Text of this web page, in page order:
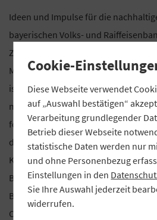
Ideen und Impulse für die
bayerischen Volks- und
Ziel des GVB-Nachhaltigkeitsforums
März 2025, im ABG
ist der Genossenschaftsverband
mit der Akademie Bayerischer
folgende Fragen wird sich die
drehen: Welche neuen nachhaltigen
Kreditgenossenschaften voran? Was
Bankenwelt zu tun? Wie lässt sich
Bankalltag integrieren? Und was sind
CSRD-berichtspflichtigen Bank?
Cookie-
Diese Webseite verwendet
auf „Auswahl bestätigen“
Verarbeitung grundlegender
Betrieb dieser Webseite
statistische Daten werden nur
und ohne Personenbezug
Einstellungen in den
Sie Ihre Auswahl jederzeit
widerrufen.